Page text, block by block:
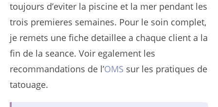
toujours d’eviter la piscine et la mer pendant les
trois premieres semaines. Pour le soin complet,
je remets une fiche detaillee a chaque client a la
fin de la seance. Voir egalement les
recommandations de l’OMS sur les pratiques de
tatouage.